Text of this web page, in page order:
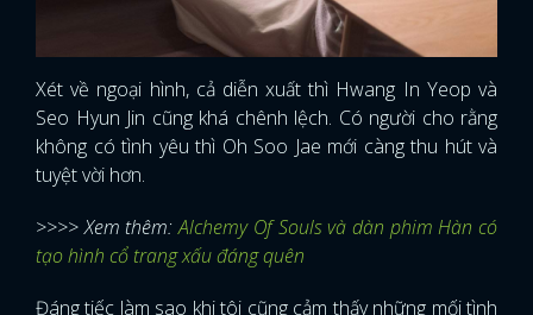
Xét về ngoại hình, cả diễn xuất thì Hwang In Yeop và
Seo Hyun Jin cũng khá chênh lệch. Có người cho rằng
không có tình yêu thì Oh Soo Jae mới càng thu hút và
tuyệt vời hơn.
>>>> Xem thêm:Alchemy Of Souls và dàn phim Hàn có
tạo hình cổ trang xấu đáng quên
Đáng tiếc làm sao khi tôi cũng cảm thấy những mối tình